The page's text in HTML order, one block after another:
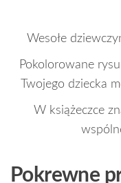
Wesołe
Pokolorowane
Twojego dziecka
W książeczce
Pokrewne